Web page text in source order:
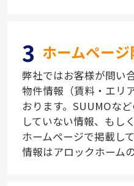
3 ホームペー
弊社ではお客様が問い
物件情報（賃料・エリ
おります。SUUMOな
していない情報、もし
ホームページで掲載し
情報はアロックホーム